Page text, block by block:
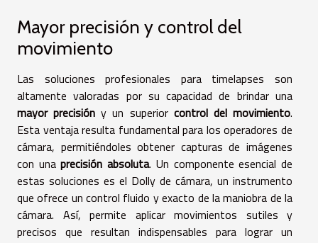
Mayor precisión y control del
movimiento
Las soluciones profesionales para timelapses son
altamente valoradas por su capacidad de brindar una
mayor precisión y un superior control del movimiento.
Esta ventaja resulta fundamental para los operadores de
cámara, permitiéndoles obtener capturas de imágenes
con unaprecisión absoluta. Un componente esencial de
estas soluciones es el Dolly de cámara, un instrumento
que ofrece un control fluido y exacto de la maniobra de la
cámara. Así, permite aplicar movimientos sutiles y
precisos que resultan indispensables para lograr un